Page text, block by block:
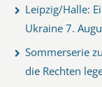
Leipzig/Halle:
Ukraine 7.
Sommerserie
die Rechten